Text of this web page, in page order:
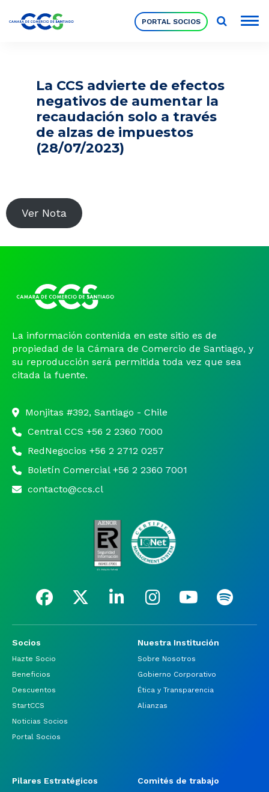
PORTAL SOCIOS
Nuestra Institución
Pilares Estratégicos
Eventos
Unidades de Servicios
La CCS advierte de efectos
negativos de aumentar la
recaudación solo a través
de alzas de impuestos
(28/07/2023)
Ver Nota
La información contenida en este sitio es de
propiedad de la Cámara de Comercio de Santiago, y
su reproducción será permitida toda vez que sea
citada la fuente.
Monjitas #392, Santiago - Chile
Central CCS +56 2 2360 7000
RedNegocios +56 2 2712 0257
Boletín Comercial +56 2 2360 7001
contacto@ccs.cl
Socios
Hazte Socio
Beneficios
Descuentos
StartCCS
Noticias Socios
Portal Socios
Nuestra Institución
Sobre Nosotros
Gobierno Corporativo
Ética y Transparencia
Alianzas
Pilares Estratégicos Comités de trabajo